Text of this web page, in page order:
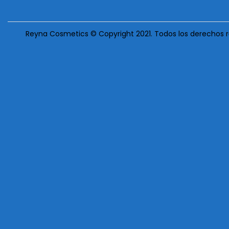
Reyna Cosmetics © Copyright 2021. Todos los derechos